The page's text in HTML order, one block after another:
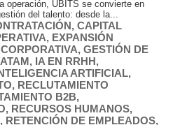
operación, UBITS se convierte en
del talento: desde la...
, CAPITAL
, EXPANSIÓN
, GESTIÓN DE
, IA EN RRHH,
ARTIFICIAL,
, RECLUTAMIENTO
B2B,
, RECURSOS HUMANOS,
, RETENCIÓN DE EMPLEADOS,